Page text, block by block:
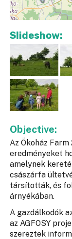
Slideshow:
Objective:
Az Ökoház
eredményeket
amelynek
császárfa
társították, és
árnyékában.
A gazdálkodók
az AGFOSY
szereztek